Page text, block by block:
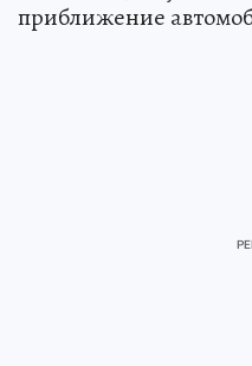
приближение